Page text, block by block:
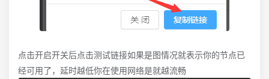
点击开启开关后点击测试链接如果是图情况就表示你的节点已
经可用了，延时越低你在使用网络是就越流畅